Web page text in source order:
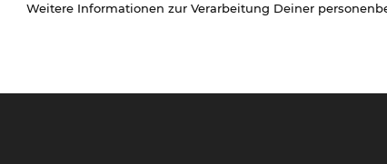
Weitere Informationen zur Verarbeitung Deiner